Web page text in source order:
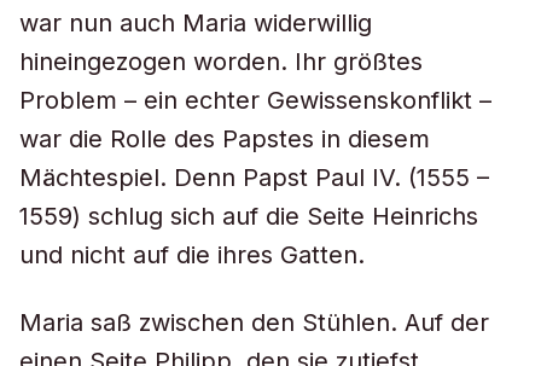
war nun auch Maria widerwillig
hineingezogen worden. Ihr größtes
Problem – ein echter Gewissenskonflikt –
war die Rolle des Papstes in diesem
Mächtespiel. Denn Papst Paul IV. (1555 –
1559) schlug sich auf die Seite Heinrichs
und nicht auf die ihres Gatten.
Maria saß zwischen den Stühlen. Auf der